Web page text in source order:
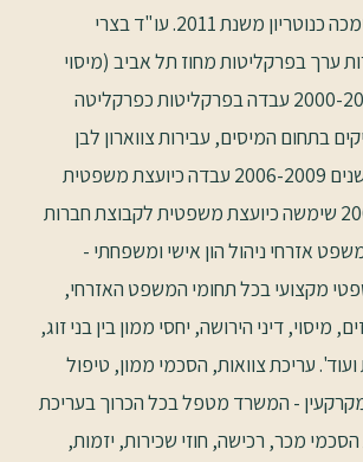
משנת 2000. בעלת הסמכה כנוטריון משנת 2011. עו"ד בצרי
ערך בפרקליטות מחוז תל אביב (מיסוי
וכלכלה). בין השנים 2000-2006 עבדה בפרקליטות כפרקליטה
בתחום המיסים, עבירות צווארון לבן
ועבירות כלכליות. בין השנים 2006-2009 עבדה כיועצת משפטית
בבנק ישראל. משנת 2009 שימשה כיועצת משפטית לקבוצת חברות
אזרחי ניהול הון אישי ומשפחתי -
מקצועי בכל תחומי המשפט האזרחי,
מיסוי, דיני הירושה, יחסי ממון בין בני זוג,
עריכת צוואות, הסכמי ממון, טיפול
מקרקעין - המשרד מטפל בכל הכרוך בעריכת
מכר, רכישה, חוזי שכירות, יזמות,